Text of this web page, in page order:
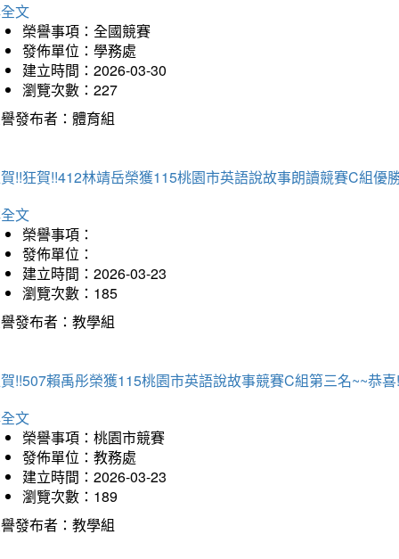
文
榮譽事項：全國競賽
發佈單位：學務處
建立時間：2026-03-30
瀏覽次數：227
發布者：體育組
!!狂賀!!412林靖岳榮獲115桃園市英語說故事朗讀競賽C組優
文
榮譽事項：
發佈單位：
建立時間：2026-03-23
瀏覽次數：185
發布者：教學組
!!507賴禹彤榮獲115桃園市英語說故事競賽C組第三名~~恭喜
文
榮譽事項：桃園市競賽
發佈單位：教務處
建立時間：2026-03-23
瀏覽次數：189
發布者：教學組